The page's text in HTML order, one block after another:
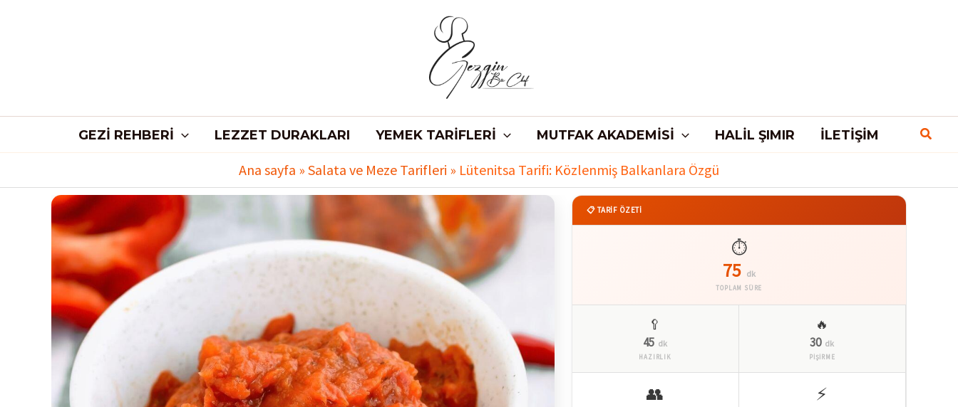
GEZI REHBERI LEZZET DURAKLARI YEMEK TARIFLERI MUTFAK AKADEMISI HALIL ŞIMIR İLETIŞIM
Ana sayfa » Salata ve Meze Tarifleri » Lütenitsa Tarifi: Közlenmiş Balkanlara Özgü
📋 TARİF ÖZETİ
⏱️
75 dk
TOPLAM SÜRE
🥄
45 dk
HAZIRLIK
🔥
30 dk
PİŞİRME
👥 ⚡